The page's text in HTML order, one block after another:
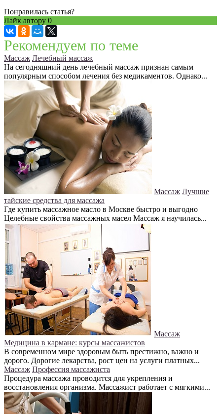
Понравилась статья?
Лайк автору 0
Рекомендуем по теме
Массаж Лечебный массаж
На сегодняшний день лечебный массаж признан самым
популярным способом лечения без медикаментов. Однако...
Массаж Лучшие
тайские средства для массажа
Где купить массажное масло в Москве быстро и выгодно
Целебные свойства массажных масел Массаж я научилась...
Массаж
Медицина в кармане: курсы массажистов
В современном мире здоровым быть престижно, важно и
дорого. Дорогие лекарства, рост цен на услуги платных...
Массаж Профессия массажиста
Процедура массажа проводится для укрепления и
восстановления организма. Массажист работает с мягкими...